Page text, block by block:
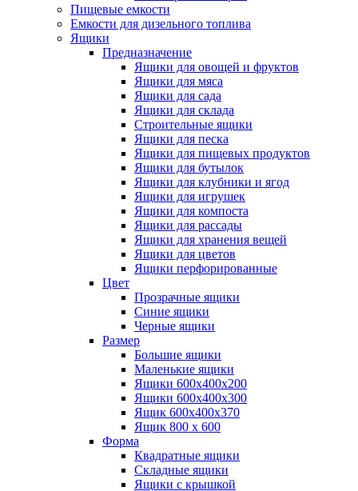
Пищевые емкости
Емкости для дизельного топлива
Ящики
Предназначение
Ящики для овощей и фруктов
Ящики для мяса
Ящики для сада
Ящики для склада
Строительные ящики
Ящики для песка
Ящики для пищевых продуктов
Ящики для бутылок
Ящики для клубники и ягод
Ящики для игрушек
Ящики для компоста
Ящики для рассады
Ящики для хранения вещей
Ящики для цветов
Ящики перфорированные
Цвет
Прозрачные ящики
Синие ящики
Черные ящики
Размер
Большие ящики
Маленькие ящики
Ящики 600х400х200
Ящики 600х400х300
Ящик 600х400х370
Ящик 800 х 600
Форма
Квадратные ящики
Складные ящики
Ящики с крышкой